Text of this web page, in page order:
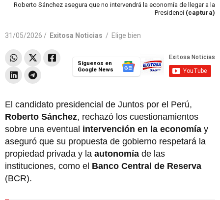
Roberto Sánchez asegura que no intervendrá la economía de llegar a la
Presidenci (captura)
31/05/2026 / Exitosa Noticias / Elige bien
Síguenos en
Google News
El candidato presidencial de Juntos por el Perú,
Roberto Sánchez, rechazó los cuestionamientos
sobre una eventual intervención en la economía y
aseguró que su propuesta de gobierno respetará la
propiedad privada y la autonomía de las
instituciones, como el Banco Central de Reserva
(BCR).